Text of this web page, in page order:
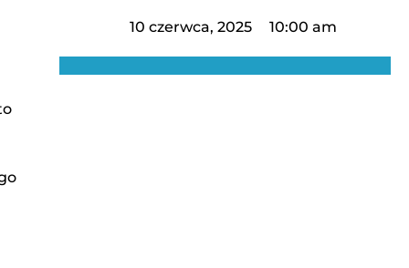
10 czerwca, 2025 10:00 am